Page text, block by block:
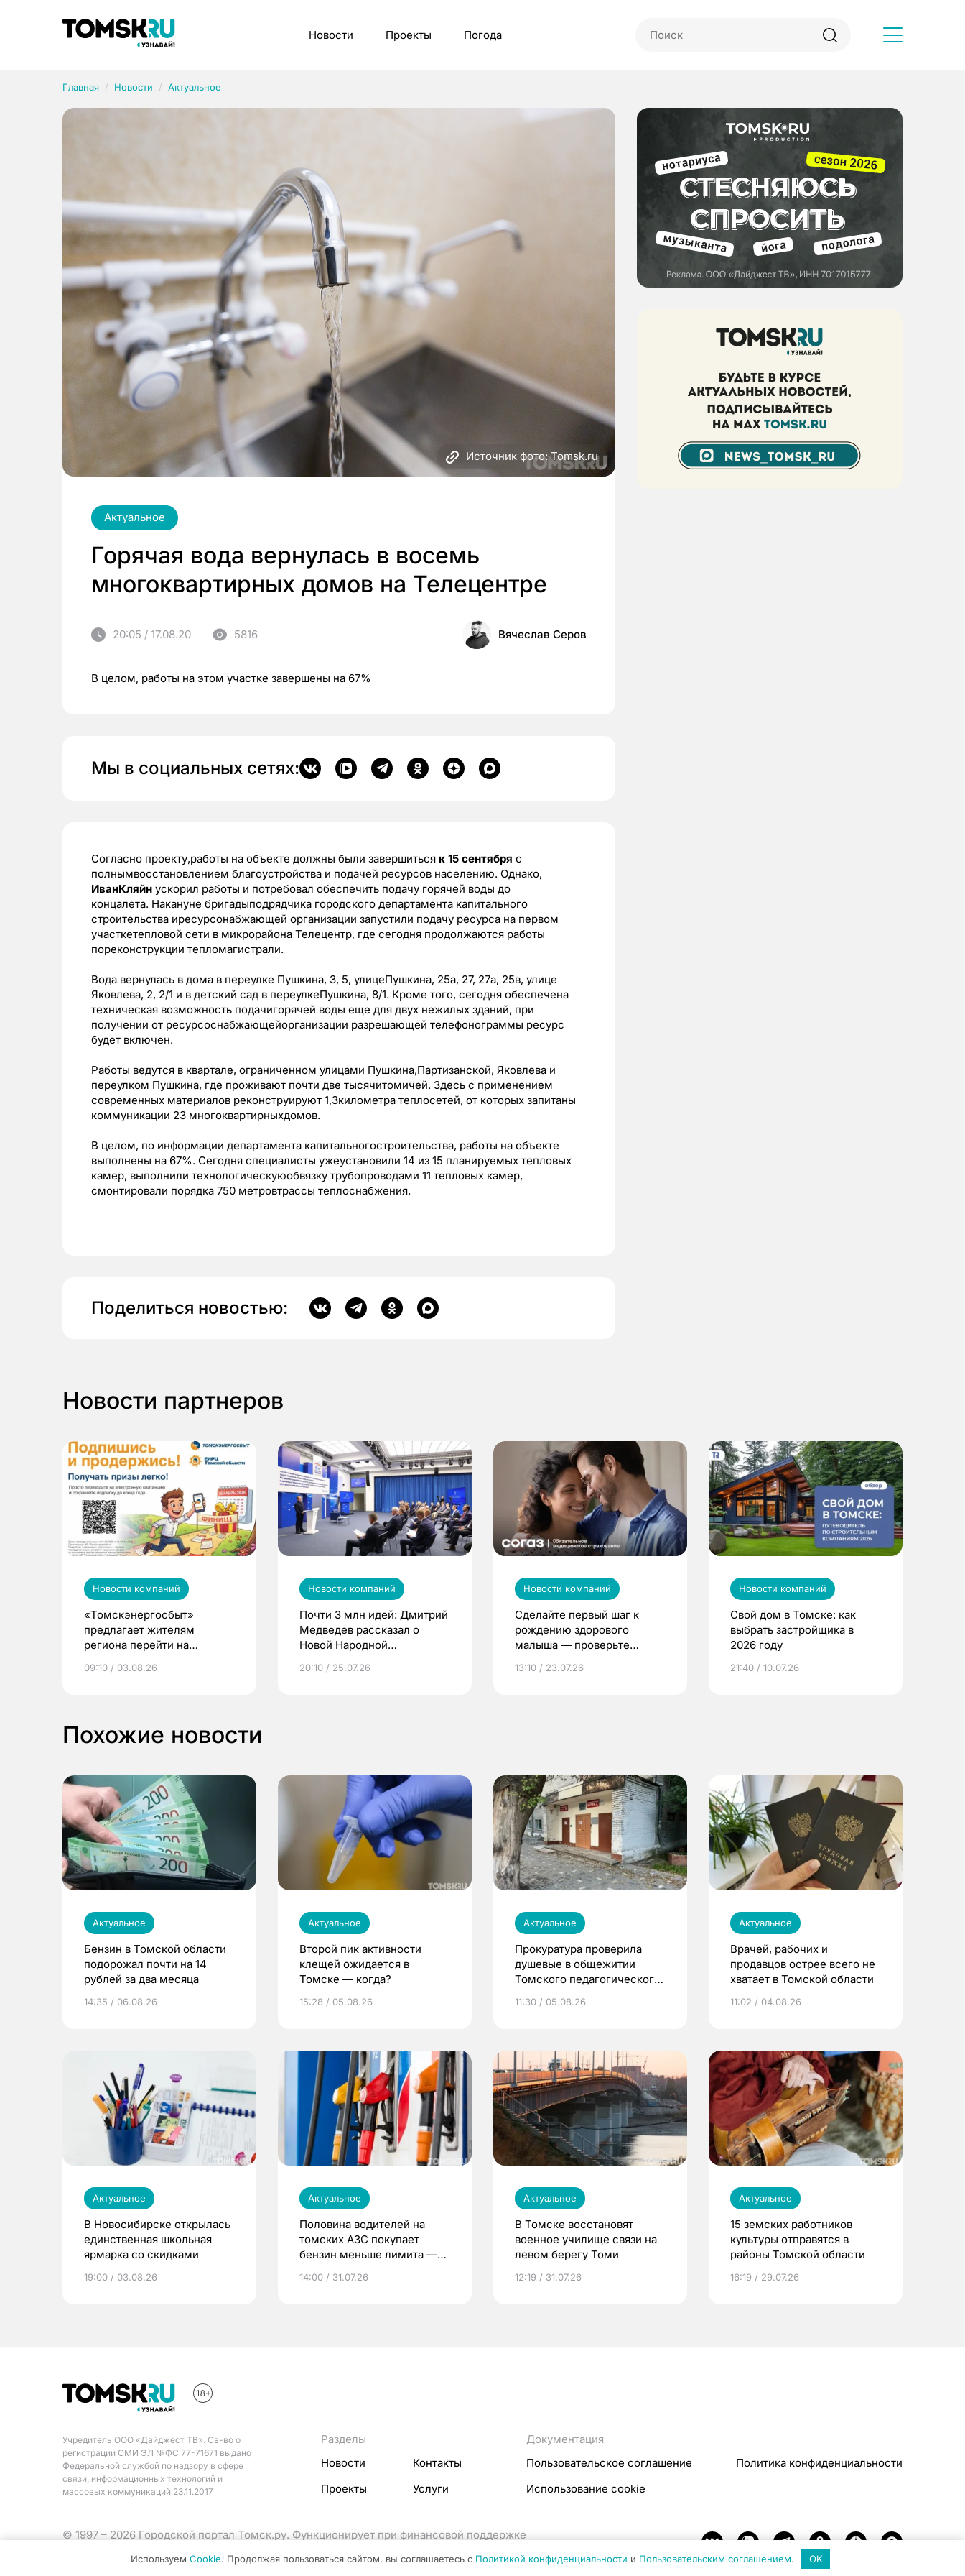
Новости Проекты Погода
Главная Новости Актуальное
Источник фото: Tomsk.ru
Актуальное
Горячая вода вернулась в восемь
многоквартирных домов на Телецентре
20:05 / 17.08.20 5816 Вячеслав Серов
В целом, работы на этом участке завершены на 67%
Мы в социальных сетях:
Согласно проекту,работы на объекте должны были завершиться к 15 сентября с
полнымвосстановлением благоустройства и подачей ресурсов населению. Однако,
ИванКляйн ускорил работы и потребовал обеспечить подачу горячей воды до
концалета. Накануне бригадыподрядчика городского департамента капитального
строительства иресурсонабжающей организации запустили подачу ресурса на первом
участкетепловой сети в микрорайона Телецентр, где сегодня продолжаются работы
пореконструкции тепломагистрали.
Вода вернулась в дома в переулке Пушкина, 3, 5, улицеПушкина, 25а, 27, 27а, 25в, улице
Яковлева, 2, 2/1 и в детский сад в переулкеПушкина, 8/1. Кроме того, сегодня обеспечена
техническая возможность подачигорячей воды еще для двух нежилых зданий, при
получении от ресурсоснабжающейорганизации разрешающей телефонограммы ресурс
будет включен.
Работы ведутся в квартале, ограниченном улицами Пушкина,Партизанской, Яковлева и
переулком Пушкина, где проживают почти две тысячитомичей. Здесь с применением
современных материалов реконструируют 1,3километра теплосетей, от которых запитаны
коммуникации 23 многоквартирныхдомов.
В целом, по информации департамента капитальногостроительства, работы на объекте
выполнены на 67%. Сегодня специалисты ужеустановили 14 из 15 планируемых тепловых
камер, выполнили технологическуюобвязку трубопроводами 11 тепловых камер,
смонтировали порядка 750 метровтрассы теплоснабжения.
Поделиться новостью:
Новости партнеров
Новости компаний
«Томскэнергосбыт»
предлагает жителям
региона перейти на
выиграть призы
09:10 / 03.08.26
Новости компаний
Почти 3 млн идей: Дмитрий
Медведев рассказал о
Новой Народной
20:10 / 25.07.26
Новости компаний
Сделайте первый шаг к
рождению здорового
малыша — проверьте
по ОМС!
13:10 / 23.07.26
Новости компаний
Свой дом в Томске: как
выбрать застройщика в
2026 году
21:40 / 10.07.26
Похожие новости
Актуальное
Бензин в Томской области
подорожал почти на 14
рублей за два месяца
14:35 / 06.08.26
Актуальное
Второй пик активности
клещей ожидается в
Томске — когда?
15:28 / 05.08.26
Актуальное
Прокуратура проверила
душевые в общежитии
Томского педагогического
11:30 / 05.08.26
Актуальное
Врачей, рабочих и
продавцов острее всего не
хватает в Томской области
11:02 / 04.08.26
Актуальное
В Новосибирске открылась
единственная школьная
ярмарка со скидками
19:00 / 03.08.26
Актуальное
Половина водителей на
томских АЗС покупает
бензин меньше лимита —
14:00 / 31.07.26
Актуальное
В Томске восстановят
военное училище связи на
левом берегу Томи
12:19 / 31.07.26
Актуальное
15 земских работников
культуры отправятся в
районы Томской области
16:19 / 29.07.26
Учредитель ООО «Дайджест ТВ». Св-во о
регистрации СМИ ЭЛ №ФС 77-71671 выдано
Федеральной службой по надзору в сфере
связи, информационных технологий и
массовых коммуникаций 23.11.2017
Разделы
Новости
Контакты
Проекты
Услуги
Документация
Пользовательское соглашение
Политика конфиденциальности
Использование cookie
© 1997 – 2026 Городской портал Томск.ру. Функционирует при финансовой поддержке
Рубрики
Используем Cookie. Продолжая пользоваться сайтом, вы соглашаетесь с Политикой конфиденциальности и Пользовательским соглашением. OK